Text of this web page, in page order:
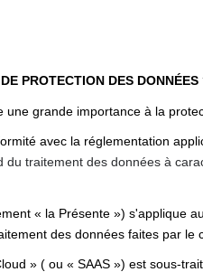
PROTECTION DES DONNÉES
grande importance à la
avec la réglementation
traitement des données à
« la Présente ») s'applique
des données faites par le
» ( ou « SAAS ») est sous-